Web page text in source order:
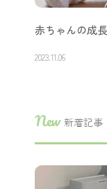
赤ちゃんの成
2023.11.06
New 新着記事